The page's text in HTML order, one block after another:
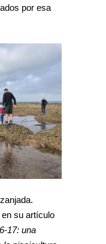
por esa
su artículo
17: una